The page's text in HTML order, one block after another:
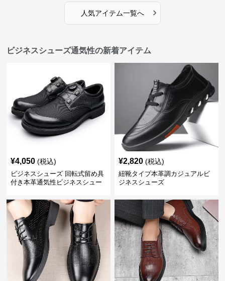
人気アイテム一覧へ ›
ビジネスシューズ通気性の新着アイテム
¥4,050 (税込)
ビジネスシューズ 回転式留め具
付き本革通気性ビジネスシュー
¥2,820 (税込)
紐靴タイプ本革調カジュアルビ
ジネスシューズ